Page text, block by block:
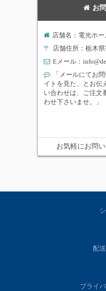
お
店舗名：電光ホー
〒 店舗住所：栃木
Eメール：
「メールにてお
イトを見た、とお伝
い合わせは、ご注文
わせ下さいませ。」
お気軽にお問
配
プライ